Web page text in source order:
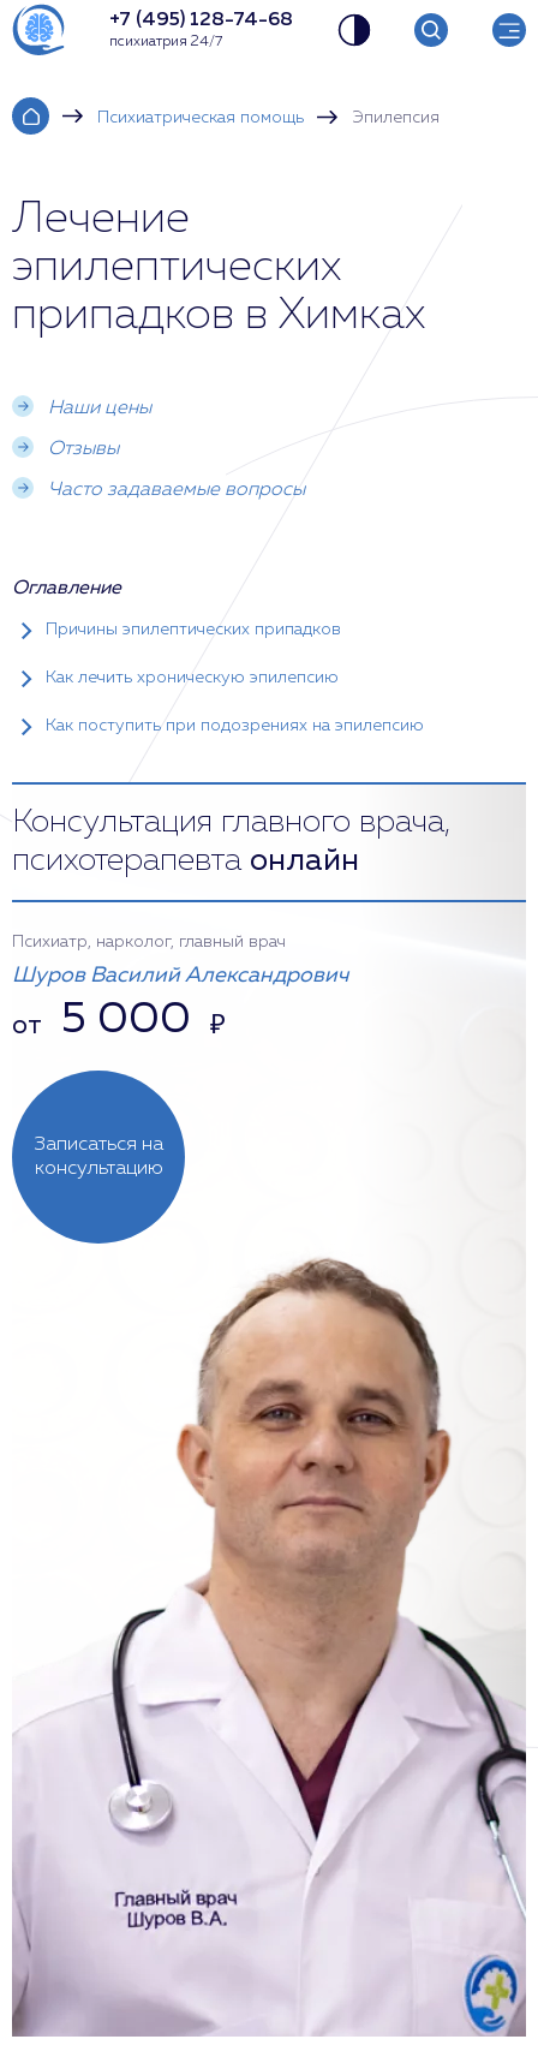
+7 (495) 128-74-68
психиатрия 24/7
Психиатрическая помощь Эпилепсия
Лечение
эпилептических
припадков в Химках
Наши цены
Отзывы
Часто задаваемые вопросы
Оглавление
Причины эпилептических припадков
Как лечить хроническую эпилепсию
Как поступить при подозрениях на эпилепсию
Консультация главного врача,
психотерапевта онлайн
Записаться на
консультацию
Психиатр, нарколог, главный врач
Шуров Василий Александрович
от 5 000 ₽